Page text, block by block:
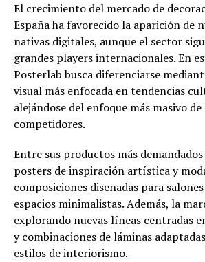
El crecimiento del mercado de
España ha favorecido la aparición de
nativas digitales, aunque el sector
grandes players internacionales. En
Posterlab busca diferenciarse
visual más enfocada en tendencias
alejándose del enfoque más masivo
competidores.
Entre sus productos más
posters de inspiración artística y
composiciones diseñadas para
espacios minimalistas. Además, la
explorando nuevas líneas centradas
y combinaciones de láminas
estilos de interiorismo.